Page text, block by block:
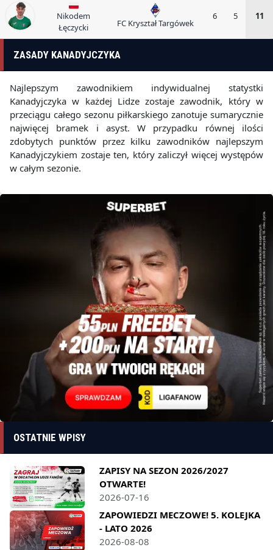
Nikodem
Łęczycki
FC Kryształ Targówek
6 5 11
ZASADY KANADYJCZYKA
Najlepszym zawodnikiem indywidualnej statystki
Kanadyjczyka w każdej Lidze zostaje zawodnik, który w
przeciągu całego sezonu piłkarskiego zanotuje sumarycznie
najwięcej bramek i asyst. W przypadku równej ilości
zdobytych punktów przez kilku zawodników najlepszym
Kanadyjczykiem zostaje ten, który zaliczył więcej występów
w całym sezonie.
OSTATNIE WPISY
ZAPISY NA SEZON 2026/2027
OTWARTE!
2026-07-16
ZAPOWIEDZI MECZOWE! 5. KOLEJKA
- LATO 2026
2026-08-08